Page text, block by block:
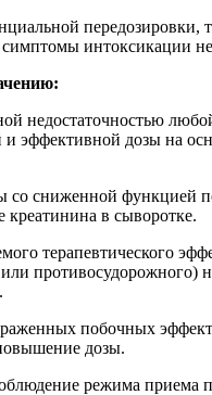
передозировки,
симптомы интоксикации
недостаточностью
и эффективной дозы на
сниженной функцией
креатинина в сыворотке.
терапевтического
противосудорожного)
побочных
дозы.
режима приема